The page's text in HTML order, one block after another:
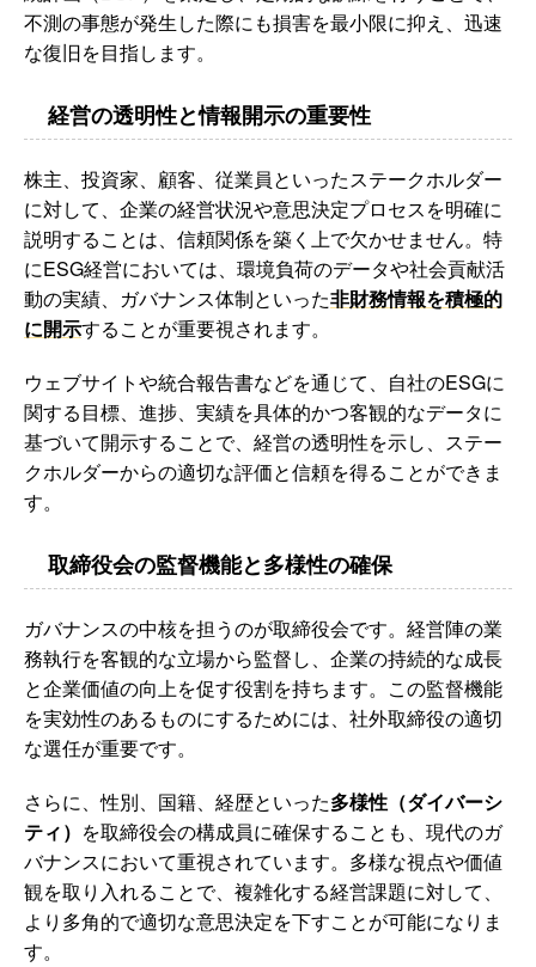
不測の事態が発生した際にも損害を最小限に抑え、迅速
な復旧を目指します。
経営の透明性と情報開示の重要性
株主、投資家、顧客、従業員といったステークホルダー
に対して、企業の経営状況や意思決定プロセスを明確に
説明することは、信頼関係を築く上で欠かせません。特
にESG経営においては、環境負荷のデータや社会貢献活
動の実績、ガバナンス体制といった非財務情報を積極的
に開示することが重要視されます。
ウェブサイトや統合報告書などを通じて、自社のESGに
関する目標、進捗、実績を具体的かつ客観的なデータに
基づいて開示することで、経営の透明性を示し、ステー
クホルダーからの適切な評価と信頼を得ることができま
す。
取締役会の監督機能と多様性の確保
ガバナンスの中核を担うのが取締役会です。経営陣の業
務執行を客観的な立場から監督し、企業の持続的な成長
と企業価値の向上を促す役割を持ちます。この監督機能
を実効性のあるものにするためには、社外取締役の適切
な選任が重要です。
さらに、性別、国籍、経歴といった多様性（ダイバーシ
ティ） を取締役会の構成員に確保することも、現代のガ
バナンスにおいて重視されています。多様な視点や価値
観を取り入れることで、複雑化する経営課題に対して、
より多角的で適切な意思決定を下すことが可能になりま
す。